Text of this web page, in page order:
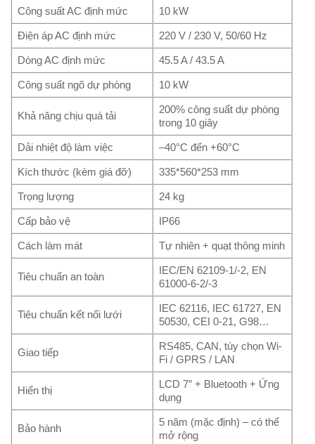
Công suất AC định mức 10 kW
Điện áp AC định mức 220 V / 230 V, 50/60 Hz
Dòng AC định mức 45.5 A / 43.5 A
Công suất ngõ dự phòng 10 kW
Khả năng chịu quá tải
200% công suất dự phòng
trong 10 giây
Dải nhiệt độ làm việc –40°C đến +60°C
Kích thước (kèm giá đỡ) 335*560*253 mm
Trọng lượng 24 kg
Cấp bảo vệ IP66
Cách làm mát Tự nhiên + quạt thông minh
Tiêu chuẩn an toàn
IEC/EN 62109-1/-2, EN
61000-6-2/-3
Tiêu chuẩn kết nối lưới
IEC 62116, IEC 61727, EN
50530, CEI 0-21, G98…
Giao tiếp
RS485, CAN, tùy chọn Wi-
Fi / GPRS / LAN
Hiển thị
LCD 7″ + Bluetooth + Ứng
dụng
Bảo hành
5 năm (mặc định) – có thể
mở rộng